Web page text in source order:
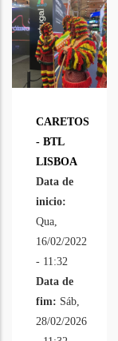
CARETOS
- BTL
LISBOA
Data de
inicio:
Qua,
16/02/2022
- 11:32
Data de
fim: Sáb,
28/02/2026